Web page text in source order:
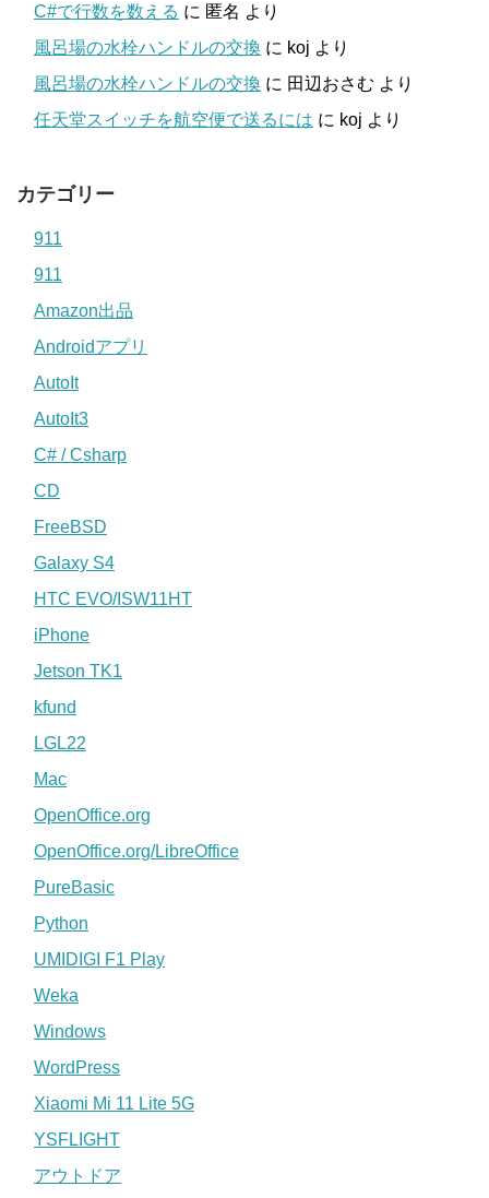
C#で行数を数える に 匿名 より
風呂場の水栓ハンドルの交換 に koj より
風呂場の水栓ハンドルの交換 に 田辺おさむ より
任天堂スイッチを航空便で送るには に koj より
カテゴリー
911
911
Amazon出品
Androidアプリ
AutoIt
AutoIt3
C# / Csharp
CD
FreeBSD
Galaxy S4
HTC EVO/ISW11HT
iPhone
Jetson TK1
kfund
LGL22
Mac
OpenOffice.org
OpenOffice.org/LibreOffice
PureBasic
Python
UMIDIGI F1 Play
Weka
Windows
WordPress
Xiaomi Mi 11 Lite 5G
YSFLIGHT
アウトドア